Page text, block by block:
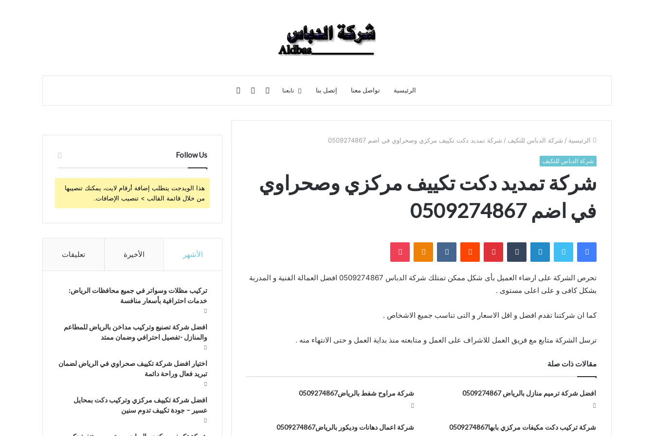
الرئيسية تواصل معنا إتصل بنا
عن
إضافة
عمود
تسجيل
الدخول
تابعنا
الرئيسية / شركة الدباس للتكيف / شركة تمديد دكت تكييف مركزي وصحراوي في اضم 0509274867
شركة الدباس للتكيف
شركة تمديد دكت تكييف مركزي وصحراوي
في اضم 0509274867
فيسبوك تويتر لينكدإن بينتيريست Odnoklassniki
بوكيت
تحرص الشركة على ارضاء العميل بأى شكل ممكن تمتلك شركة الدباس 0509274867 افضل العمالة الفنية و المدربة
بشكل كافى و على اعلى مستوى .
كما ان شركتنا تقدم افضل و اقل الاسعار و التى تناسب جميع الاشخاص .
ترسل الشركة متابع مع فريق العمل للاشراف على العمل و متابعته منذ بداية العمل و حتى الانتهاء منه .
مقالات ذات صلة
افضل شركة ترميم منازل بالرياض 0509274867 شركة مراوح شفط بالرياض0509274867
شركة تركيب دكت مكيفات مركزي بابها0509274867 شركة اعمال دهانات وديكور بالرياض0509274867
Follow Us
هذا الويدجت يتطلب إضافة أرقام لايت، يمكنك تنصيبها
من خلال قائمة القالب > تنصيب الإضافات.
الأشهر الأخيرة تعليقات
تركيب مظلات وسواتر في جميع محافظات الرياض:
خدمات احترافية بأسعار منافسة
افضل شركة تصنيع وتركيب مداخن بالرياض للمطاعم
والمنازل -تفصيل احترافي وضمان ممتد
اختيار افضل شركة تكييف صحراوي في الرياض لضمان
تبريد فعال وراحة دائمة
افضل شركة تكييف مركزي وتركيب دكت بمحايل
عسير – جودة تكييف تدوم سنين